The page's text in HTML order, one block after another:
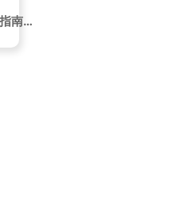
真三国无双起源护卫兵战术搭配指南与高阶技巧